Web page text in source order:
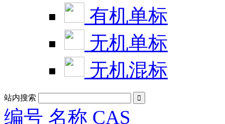
有机单标
无机单标
无机混标
站内搜索 
编号 名称 CAS